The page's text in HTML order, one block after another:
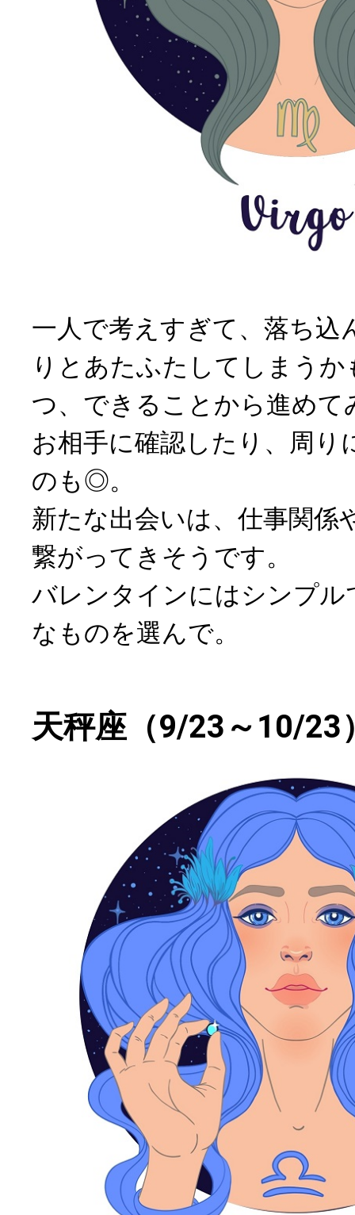
一人で考えすぎて、落ち込
りとあたふたしてしまう
つ、できることから進めて
お相手に確認したり、周り
のも◎。
新たな出会いは、仕事関係
繋がってきそうです。
バレンタインにはシンプ
なものを選んで。
天秤座（9/23～10/23